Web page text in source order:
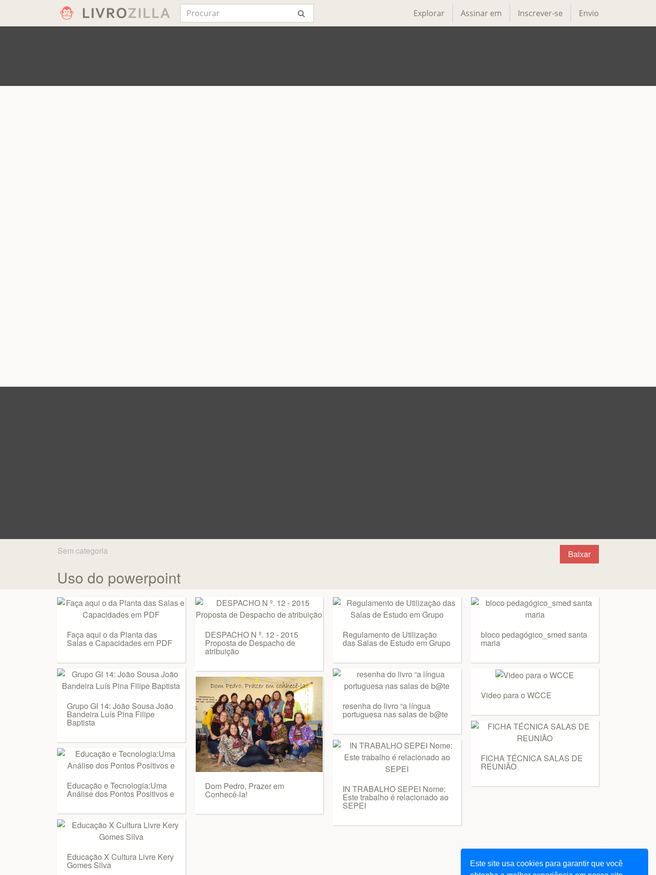
Este site usa cookies para garantir que você
Explorar Assinar em Inscrever-se Envio
Baixar
Sem categoria
Uso do powerpoint
Faça aqui o da Planta das
Salas e Capacidades em PDF
Grupo GI 14: João Sousa João
Bandeira Luís Pina Filipe
Baptista
Educação e Tecnologia:Uma
Análise dos Pontos Positivos e
Educação X Cultura Livre Kery
Gomes Silva
DESPACHO N º. 12 - 2015
Proposta de Despacho de
atribuição
Dom Pedro, Prazer em
Conhecê-la!
Regulamento de Utilização
das Salas de Estudo em Grupo
resenha do livro “a língua
portuguesa nas salas de b@te
IN TRABALHO SEPEI Nome:
Este trabalho é relacionado ao
SEPEI
bloco pedagógico_smed santa
maria
Video para o WCCE
FICHA TÉCNICA SALAS DE
REUNIÃO